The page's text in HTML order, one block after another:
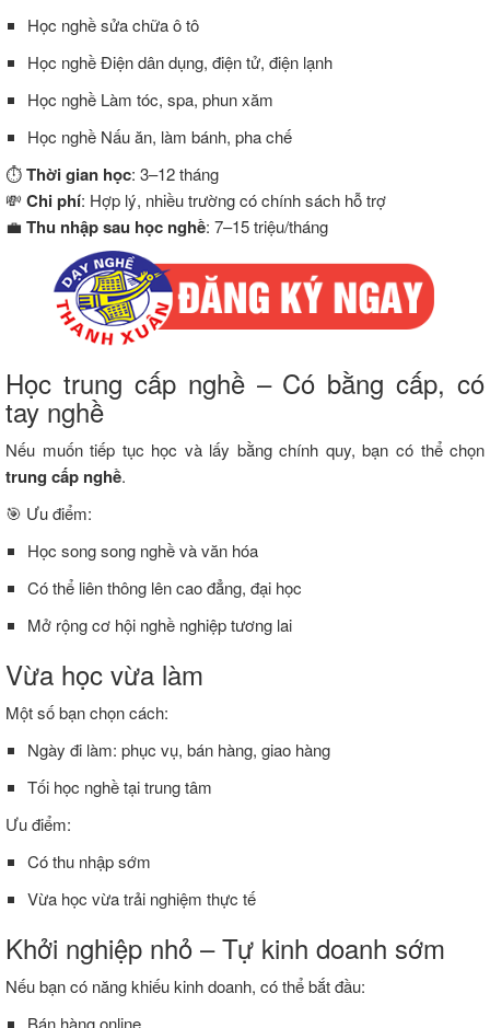
Học nghề sửa chữaôtô
Học nghề Điệndândụng, điện tử, điện lạnh
Học nghề Làm tóc, spa, phunxăm
Học nghề Nấuăn, làm bánh, phachế
⏱️Thờigian học: 3–12tháng
💸 Chiphí: Hợp lý, nhiềutrườngcóchínhsách hỗtrợ
💼 Thu nhậpsau học nghề: 7–15triệu/tháng
Học trung cấp nghề – Có bằngcấp, có
tay nghề
Nếu muốntiếp tục học và lấy bằngchính quy,bạncó thểchọn
trung cấp nghề.
🎯 Ưuđiểm:
Học songsong nghềvàvăn hóa
Cóthể liênthông lêncaođẳng, đại học
Mở rộngcơ hội nghề nghiệptương lai
Vừa học vừa làm
Mộtsốbạnchọncách:
Ngày đi làm: phục vụ, bán hàng, giao hàng
Tối học nghềtạitrungtâm
Ưuđiểm:
Cóthu nhậpsớm
Vừa học vừatrải nghiệm thực tế
Khởi nghiệp nhỏ –Tự kinh doanh sớm
Nếubạncó năngkhiếukinhdoanh, cóthểbắtđầu:
Bán hàngonline